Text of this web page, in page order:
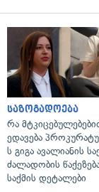
საზოგადოება
რა
ედავება
ს გიგა ავალიანის
ძალადობის
საქმის დეტალები